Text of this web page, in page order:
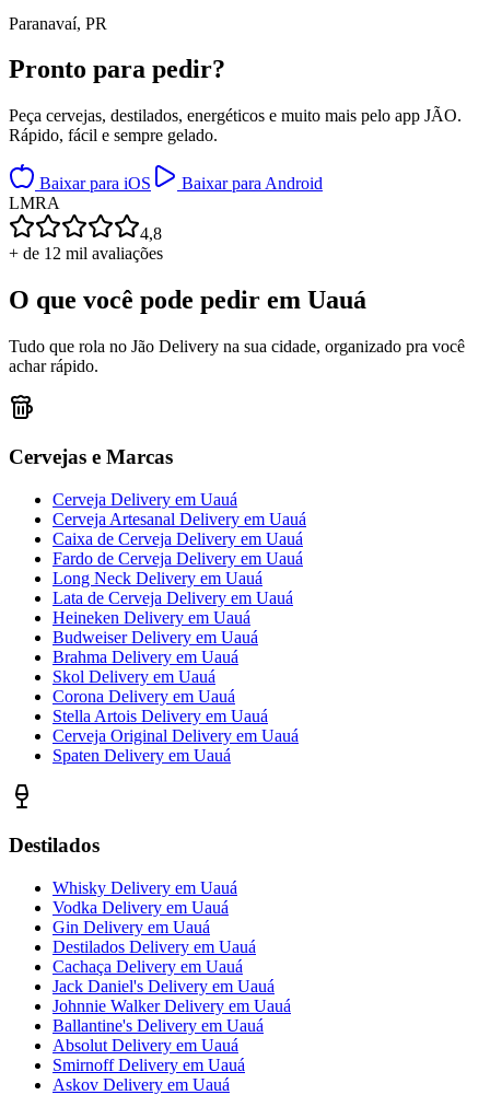
Paranavaí, PR
Pronto para pedir?
Peça cervejas, destilados, energéticos e muito mais pelo app JÃO.
Rápido, fácil e sempre gelado.
Baixar para iOS
Baixar para Android
LMRA
4,8
+ de 12 mil avaliações
O que você pode pedir em Uauá
Tudo que rola no Jão Delivery na sua cidade, organizado pra você
achar rápido.
Cervejas e Marcas
Cerveja Delivery em Uauá
Cerveja Artesanal Delivery em Uauá
Caixa de Cerveja Delivery em Uauá
Fardo de Cerveja Delivery em Uauá
Long Neck Delivery em Uauá
Lata de Cerveja Delivery em Uauá
Heineken Delivery em Uauá
Budweiser Delivery em Uauá
Brahma Delivery em Uauá
Skol Delivery em Uauá
Corona Delivery em Uauá
Stella Artois Delivery em Uauá
Cerveja Original Delivery em Uauá
Spaten Delivery em Uauá
Destilados
Whisky Delivery em Uauá
Vodka Delivery em Uauá
Gin Delivery em Uauá
Destilados Delivery em Uauá
Cachaça Delivery em Uauá
Jack Daniel's Delivery em Uauá
Johnnie Walker Delivery em Uauá
Ballantine's Delivery em Uauá
Absolut Delivery em Uauá
Smirnoff Delivery em Uauá
Askov Delivery em Uauá